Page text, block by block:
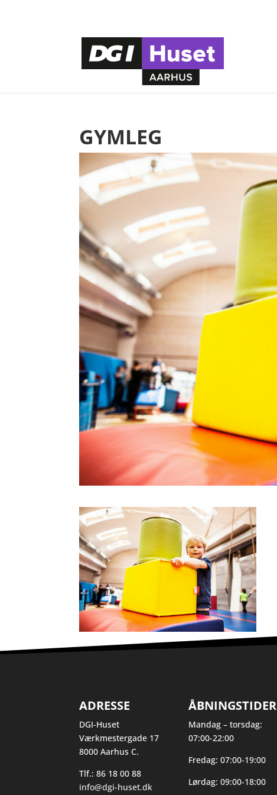
GYMLEG
ADRESSE
DGI-Huset
Værkmestergade 17
8000 Aarhus C.
Tlf.: 86 18 00 88
info@dgi-huset.dk
ÅBNINGSTIDER
Mandag – torsdag:
07:00-22:00
Fredag: 07:00-19:00
Lørdag: 09:00-18:00